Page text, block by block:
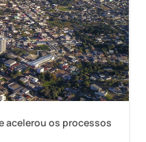
acelerou os processos